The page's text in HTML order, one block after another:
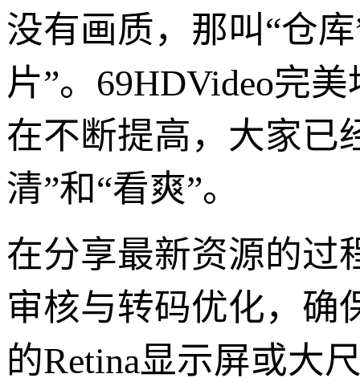
没有画质，那叫“仓
片”。69HDVideo完
在不断提高，大家已
清”和“看爽”。
在分享最新资源的过
审核与转码优化，确
的Retina显示屏或大